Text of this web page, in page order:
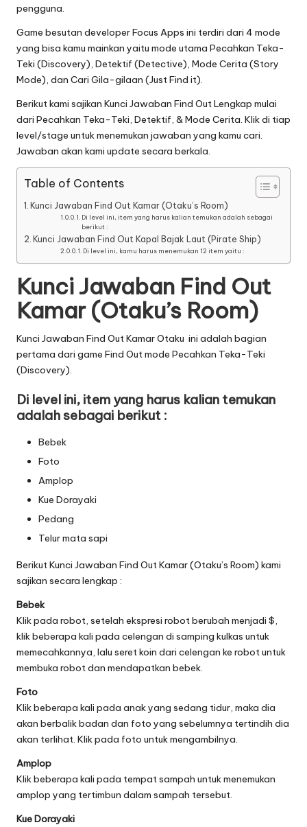
pengguna.
Game besutan developer Focus Apps ini terdiri dari 4 mode
yang bisa kamu mainkan yaitu mode utama Pecahkan Teka-
Teki (Discovery), Detektif (Detective), Mode Cerita (Story
Mode), dan Cari Gila-gilaan (Just Find it).
Berikut kami sajikan Kunci Jawaban Find Out Lengkap mulai
dari Pecahkan Teka-Teki, Detektif, & Mode Cerita. Klik di tiap
level/stage untuk menemukan jawaban yang kamu cari.
Jawaban akan kami update secara berkala.
Table of Contents
Kunci Jawaban Find Out Kamar (Otaku’s Room)
Di level ini, item yang harus kalian temukan adalah sebagai
berikut :
Kunci Jawaban Find Out Kapal Bajak Laut (Pirate Ship)
Di level ini, kamu harus menemukan 12 item yaitu :
Kunci Jawaban Find Out
Kamar (Otaku’s Room)
Kunci Jawaban Find Out Kamar Otaku ini adalah bagian
pertama dari game Find Out mode Pecahkan Teka-Teki
(Discovery).
Di level ini, item yang harus kalian temukan
adalah sebagai berikut :
Bebek
Foto
Amplop
Kue Dorayaki
Pedang
Telur mata sapi
Berikut Kunci Jawaban Find Out Kamar (Otaku’s Room) kami
sajikan secara lengkap :
Bebek
Klik pada robot, setelah ekspresi robot berubah menjadi $,
klik beberapa kali pada celengan di samping kulkas untuk
memecahkannya, lalu seret koin dari celengan ke robot untuk
membuka robot dan mendapatkan bebek.
Foto
Klik beberapa kali pada anak yang sedang tidur, maka dia
akan berbalik badan dan foto yang sebelumnya tertindih dia
akan terlihat. Klik pada foto untuk mengambilnya.
Amplop
Klik beberapa kali pada tempat sampah untuk menemukan
amplop yang tertimbun dalam sampah tersebut.
Kue Dorayaki